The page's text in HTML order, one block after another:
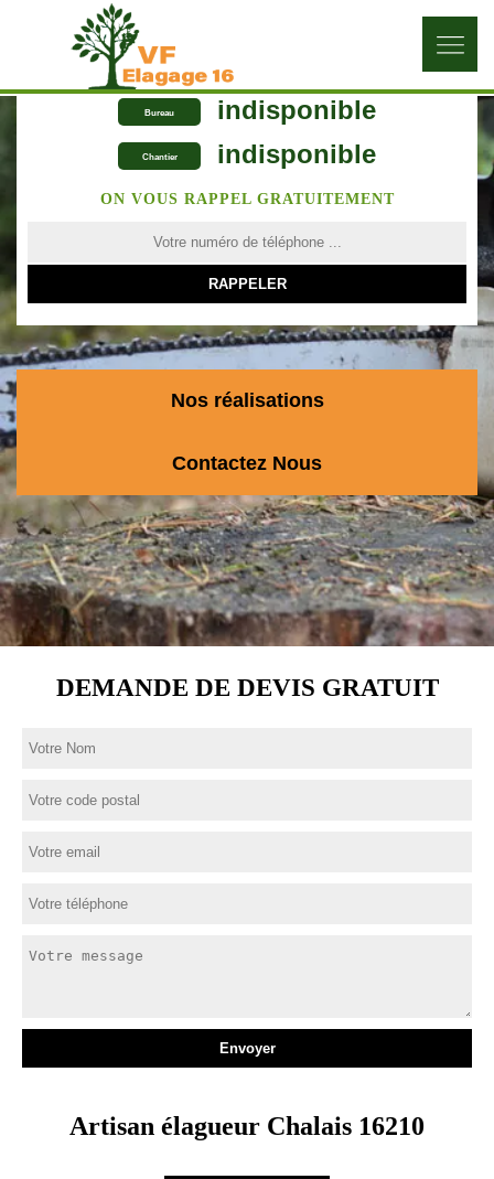
Bureau indisponible
Chantier indisponible
ON VOUS RAPPEL GRATUITEMENT
Nos réalisations
Contactez Nous
DEMANDE DE DEVIS GRATUIT
Artisan élagueur Chalais 16210